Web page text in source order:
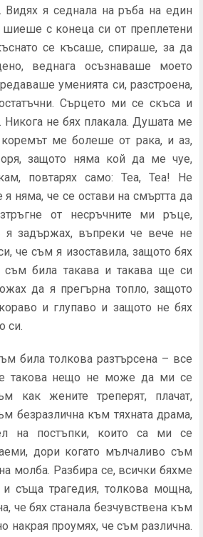
я седнала на ръба на един
с конеца си от преплетени
се късаше, спираше, за да
веднагa осъзнаваше моето
уменията си, разстроена,
Сърцето ми се скъса и
Никога не бях плакала. Душата ме
коремът ме болеше от рака, и аз,
защото няма кой да ме чуе,
повтарях само: Теа, Теа! Не
я няма, че се остави на смъртта да
от несръчните ми ръце,
я задържах, въпреки че вече не
че съм я изоставила, защото бях
съм била такава и такава ще си
да я прегърна топло, защото
и глупаво и защото не бях
си.
била толкова разтърсена – все
такова нещо не може да ми се
как жените треперят, плачат,
безразлична към тяхната драма,
на постъпки, които са ми се
дори когато мълчаливо съм
молба. Разбира се, всички бяхме
съща трагедия, толкова мощна,
че бях станала безчувствена към
накрая проумях, че съм различна.